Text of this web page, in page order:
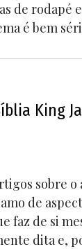
de rodapé
é bem
King
sobre o
de
faz de si
dita e,